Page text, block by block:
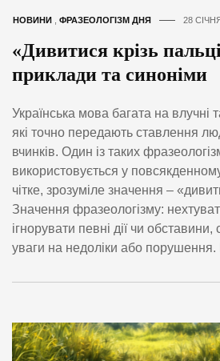
НОВИНИ ФРАЗЕОЛОГІЗМ ДНЯ 28
«Дивитися крізь
приклади та синоніми
Українська мова багата на влучні
які точно передають ставлення
вчинків. Один із таких
використовується у
чітке, зрозуміле значення –
Значення фразеологізму:
ігнорувати певні дії чи
уваги на недоліки або